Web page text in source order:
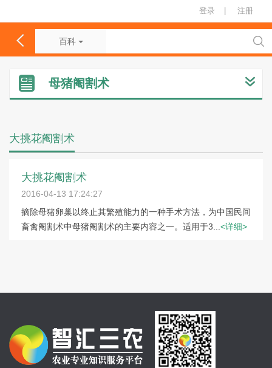
登录 注册
百科
母猪阉割术
大挑花阉割术
大挑花阉割术
2016-04-13 17:24:27
摘除母猪卵巢以终止其繁殖能力的一种手术方法，为中国民间
畜禽阉割术中母猪阉割术的主要内容之一。适用于3... <详细>